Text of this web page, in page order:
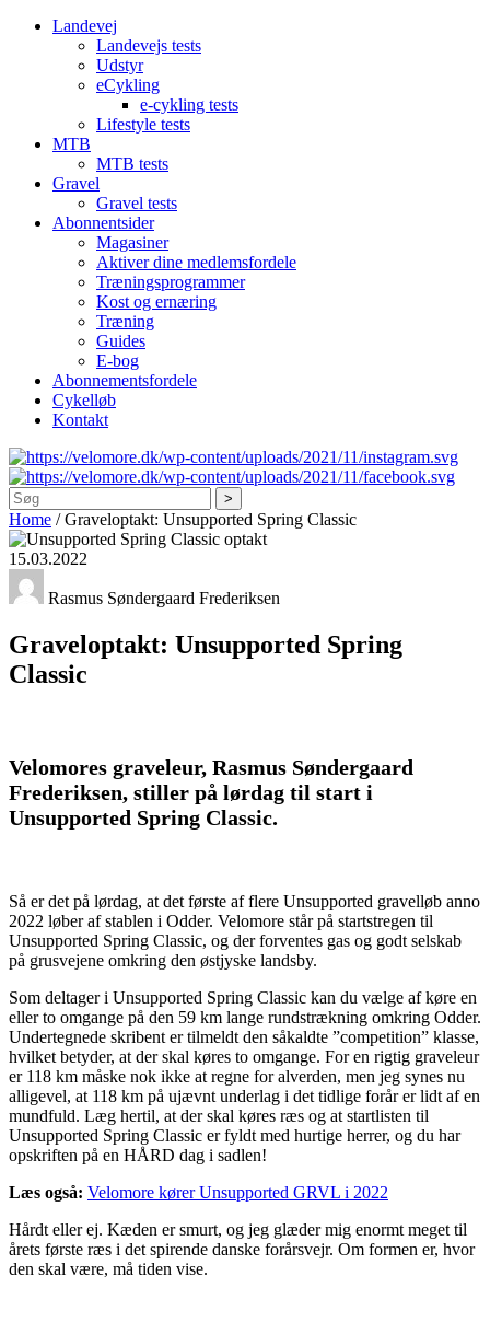
Landevej
Landevejs tests
Udstyr
eCykling
e-cykling tests
Lifestyle tests
MTB
MTB tests
Gravel
Gravel tests
Abonnentsider
Magasiner
Aktiver dine medlemsfordele
Træningsprogrammer
Kost og ernæring
Træning
Guides
E-bog
Abonnementsfordele
Cykelløb
Kontakt
Søg
Home /Graveloptakt: Unsupported Spring Classic
15.03.2022
Rasmus Søndergaard Frederiksen
Graveloptakt: Unsupported Spring
Classic
Velomores graveleur, Rasmus Søndergaard
Frederiksen, stiller på lørdag til start i
Unsupported Spring Classic.
Så er det på lørdag, at det første af flere Unsupported gravelløb anno
2022 løber af stablen i Odder. Velomore står på startstregen til
Unsupported Spring Classic, og der forventes gas og godt selskab
på grusvejene omkring den østjyske landsby.
Som deltager i Unsupported Spring Classic kan du vælge af køre en
eller to omgange på den 59 km lange rundstrækning omkring Odder.
Undertegnede skribent er tilmeldt den såkaldte ”competition” klasse,
hvilket betyder, at der skal køres to omgange. For en rigtig graveleur
er 118 km måske nok ikke at regne for alverden, men jeg synes nu
alligevel, at 118 km på ujævnt underlag i det tidlige forår er lidt af en
mundfuld. Læg hertil, at der skal køres ræs og at startlisten til
Unsupported Spring Classic er fyldt med hurtige herrer, og du har
opskriften på en HÅRD dag i sadlen!
Læs også: Velomore kører Unsupported GRVL i 2022
Hårdt eller ej. Kæden er smurt, og jeg glæder mig enormt meget til
årets første ræs i det spirende danske forårsvejr. Om formen er, hvor
den skal være, må tiden vise.